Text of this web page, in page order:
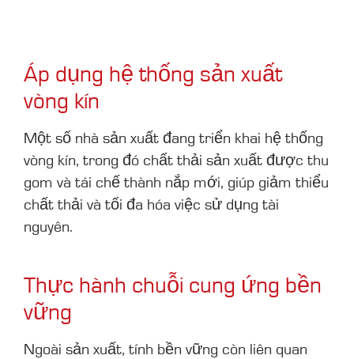
Áp dụng hệ thống sản xuất
vòng kín
Một số nhà sản xuất đang triển khai hệ thống
vòng kín, trong đó chất thải sản xuất được thu
gom và tái chế thành nắp mới, giúp giảm thiểu
chất thải và tối đa hóa việc sử dụng tài
nguyên.
Thực hành chuỗi cung ứng bền
vững
Ngoài sản xuất, tính bền vững còn liên quan